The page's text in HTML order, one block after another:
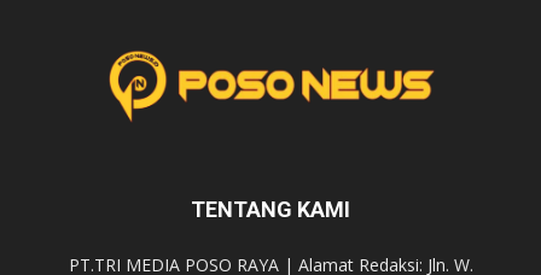
TENTANG KAMI
PT.TRI MEDIA POSO RAYA | Alamat Redaksi: Jln. W.